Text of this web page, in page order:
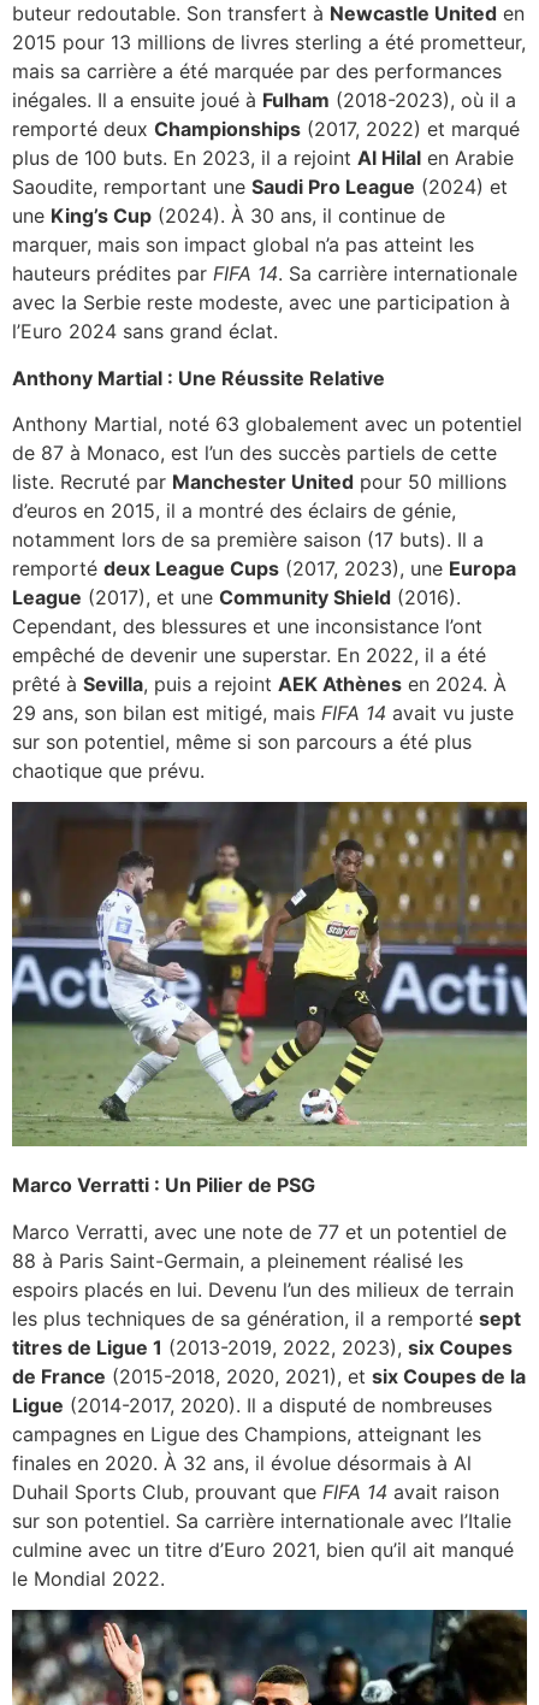
buteur redoutable. Son transfert à Newcastle United en
2015 pour 13 millions de livres sterling a été prometteur,
mais sa carrière a été marquée par des performances
inégales. Il a ensuite joué à Fulham (2018-2023), où il a
remporté deux Championships (2017, 2022) et marqué
plus de 100 buts. En 2023, il a rejoint Al Hilal en Arabie
Saoudite, remportant une Saudi Pro League (2024) et
une King’s Cup (2024). À 30 ans, il continue de
marquer, mais son impact global n’a pas atteint les
hauteurs prédites par FIFA 14. Sa carrière internationale
avec la Serbie reste modeste, avec une participation à
l’Euro 2024 sans grand éclat.
Anthony Martial : Une Réussite Relative
Anthony Martial, noté 63 globalement avec un potentiel
de 87 à Monaco, est l’un des succès partiels de cette
liste. Recruté par Manchester United pour 50 millions
d’euros en 2015, il a montré des éclairs de génie,
notamment lors de sa première saison (17 buts). Il a
remporté deux League Cups (2017, 2023), une Europa
League (2017), et une Community Shield (2016).
Cependant, des blessures et une inconsistance l’ont
empêché de devenir une superstar. En 2022, il a été
prêté à Sevilla, puis a rejoint AEK Athènes en 2024. À
29 ans, son bilan est mitigé, mais FIFA 14 avait vu juste
sur son potentiel, même si son parcours a été plus
chaotique que prévu.
Marco Verratti : Un Pilier de PSG
Marco Verratti, avec une note de 77 et un potentiel de
88 à Paris Saint-Germain, a pleinement réalisé les
espoirs placés en lui. Devenu l’un des milieux de terrain
les plus techniques de sa génération, il a remporté sept
titres de Ligue 1 (2013-2019, 2022, 2023), six Coupes
de France (2015-2018, 2020, 2021), et six Coupes de la
Ligue (2014-2017, 2020). Il a disputé de nombreuses
campagnes en Ligue des Champions, atteignant les
finales en 2020. À 32 ans, il évolue désormais à Al
Duhail Sports Club, prouvant que FIFA 14 avait raison
sur son potentiel. Sa carrière internationale avec l’Italie
culmine avec un titre d’Euro 2021, bien qu’il ait manqué
le Mondial 2022.